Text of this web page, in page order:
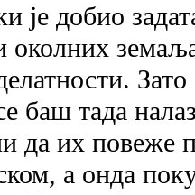
је добио
околних
баш тада
да их повеже
а онда